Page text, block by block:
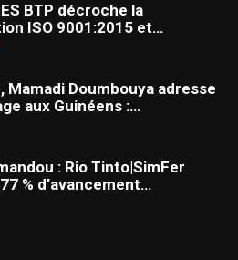
BTP décroche la
ISO 9001:2015 et…
Mamadi Doumbouya adresse
aux Guinéens :…
: Rio Tinto|SimFer
% d’avancement…